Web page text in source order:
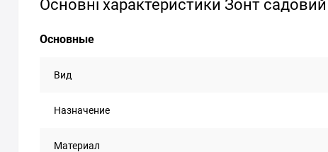
Основні характеристики Зонт
Основные
Вид
Назначение
Материал